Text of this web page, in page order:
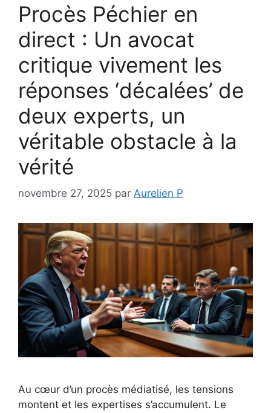
Procès Péchier en
direct : Un avocat
critique vivement les
réponses ‘décalées’ de
deux experts, un
véritable obstacle à la
vérité
novembre 27, 2025 par Aurelien P
Au cœur d’un procès médiatisé, les tensions
montent et les expertises s’accumulent. Le